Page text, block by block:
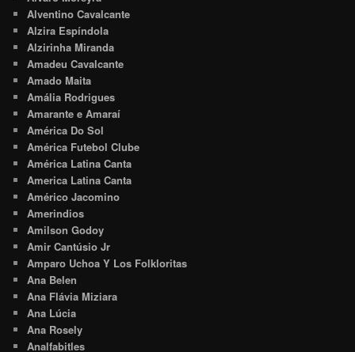
Alventino Cavalcante
Alzira Espíndola
Alzirinha Miranda
Amadeu Cavalcante
Amado Maita
Amália Rodrigues
Amarante e Amaraí
América Do Sol
América Futebol Clube
América Latina Canta
America Latina Canta
Américo Jacomino
Amerindios
Amilson Godoy
Amir Cantúsio Jr
Amparo Uchoa Y Los Folkloritas
Ana Belen
Ana Flávia Miziara
Ana Lúcia
Ana Rosely
Analfabitles